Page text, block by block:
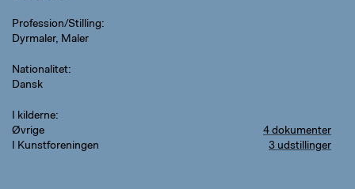
Profession/Stilling
Dyrmaler, Maler
Nationalitet
Dansk
I kilderne
Øvrige
4 dokumenter
I Kunstforeningen
3 udstillinger